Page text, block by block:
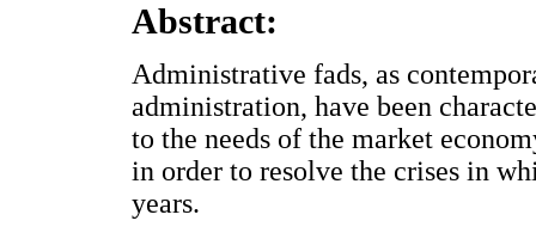
Abstract:
Administrative fads, as
administration, have been
to the needs of the market
in order to resolve the crises in
years.